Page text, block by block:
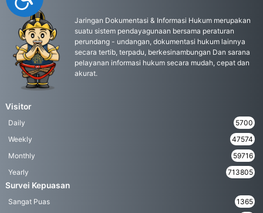
Jaringan Dokumentasi & Informasi Hukum merupakan
suatu sistem pendayagunaan bersama peraturan
perundang - undangan, dokumentasi hukum lainnya
secara tertib, terpadu, berkesinambungan Dan sarana
pelayanan informasi hukum secara mudah, cepat dan
akurat.
Visitor
Daily
5700
Weekly
47574
Monthly
59716
Yearly
713805
Survei Kepuasan
Sangat Puas
1365